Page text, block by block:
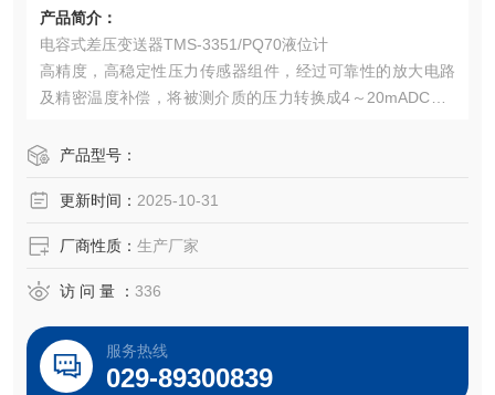
产品简介：
电容式差压变送器TMS-3351/PQ70液位计
高精度，高稳定性压力传感器组件，经过可靠性的放大电路
及精密温度补偿，将被测介质的压力转换成4～20mADC、0
感器、封装技术以及*的装配工艺确保了该产品的优异质量和
产品型号：
更新时间： 2025-10-31
厂商性质： 生产厂家
访 问 量 ： 336
服务热线
029-89300839